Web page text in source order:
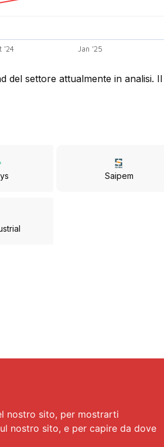
nostro sito, per mostrarti
nostro sito, e per capire da dove
'24 Jan '25
settore attualmente in analisi.
Saipem